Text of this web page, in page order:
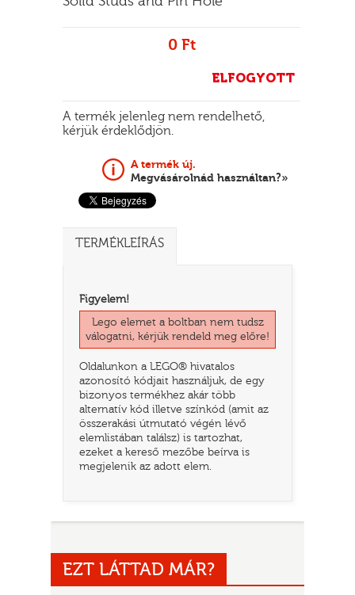
0 Ft
ELFOGYOTT
A termék jelenleg nem rendelhető,
kérjük érdeklődjön.
A termék új.
Megvásárolnád használtan?»
TERMÉKLEÍRÁS
Figyelem!
Lego elemet a boltban nem tudsz
válogatni, kérjük rendeld meg előre!
Oldalunkon a LEGO® hivatalos
azonosító kódjait használjuk, de egy
bizonyos termékhez akár több
alternatív kód illetve színkód (amit az
összerakási útmutató végén lévő
elemlistában találsz) is tartozhat,
ezeket a kereső mezőbe beírva is
megjelenik az adott elem.
EZT LÁTTAD MÁR?